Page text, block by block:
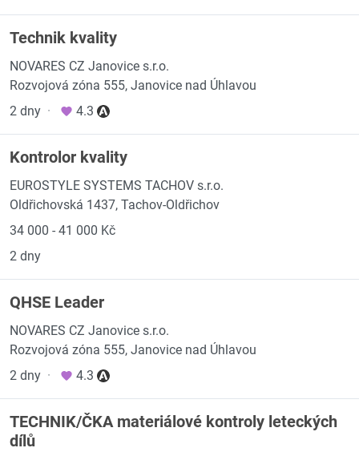
Technik kvality
NOVARES CZ Janovice s.r.o.
Rozvojová zóna 555, Janovice nad Úhlavou
2 dny · 4.3
Kontrolor kvality
EUROSTYLE SYSTEMS TACHOV s.r.o.
Oldřichovská 1437, Tachov-Oldřichov
34 000 - 41 000 Kč
2 dny
QHSE Leader
NOVARES CZ Janovice s.r.o.
Rozvojová zóna 555, Janovice nad Úhlavou
2 dny · 4.3
TECHNIK/ČKA materiálové kontroly leteckých
dílů